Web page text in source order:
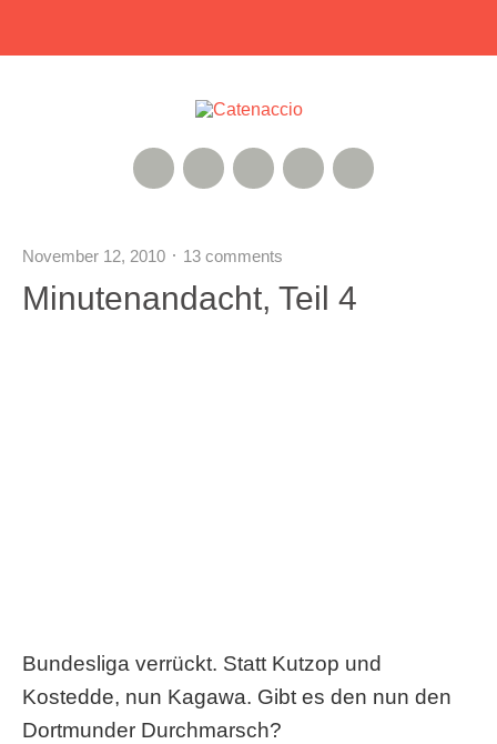
Twitter
Google+
Instagram
Xing
RSS Feed
November 12, 2010 13 comments
Minutenandacht, Teil 4
Bundesliga verrückt. Statt Kutzop und
Kostedde, nun Kagawa. Gibt es den nun den
Dortmunder Durchmarsch?